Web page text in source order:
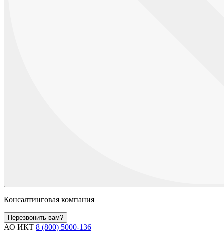
Консалтинговая компания
Перезвонить вам?
АО ИКТ 8 (800) 5000-136